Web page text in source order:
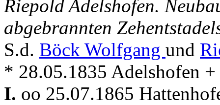
Riepold Adelshofen.
abgebrannten
S.d. Böck Wolfgang und
* 28.05.1835 Adelshofen
I. oo 25.07.1865